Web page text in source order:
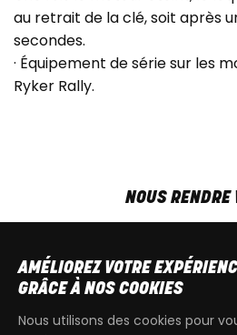
au retrait de la clé, soit après
secondes.
· Équipement de série sur les
Ryker Rally.
NOUS RENDRE
SAM9h00 -
T+32 64 700
AMÉLIOREZ VOTRE
GRÂCE À NOS COOKIES
Nous utilisons des cookies pour